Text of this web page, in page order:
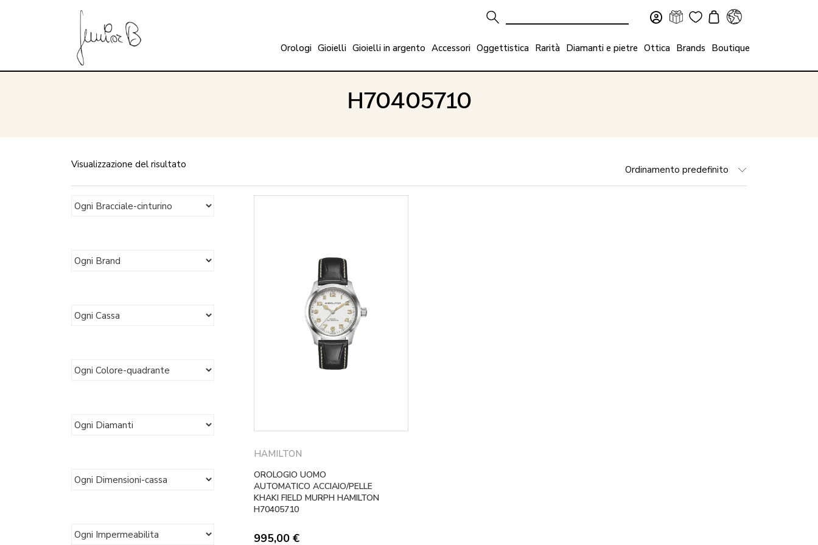
Orologi Gioielli Gioielli in argento Accessori Oggettistica Rarità Diamanti e pietre Ottica Brands Boutique
H70405710
Visualizzazione del risultato Ordinamento predefinito
HAMILTON
OROLOGIO UOMO
AUTOMATICO ACCIAIO/PELLE
KHAKI FIELD MURPH HAMILTON
H70405710
995,00 €